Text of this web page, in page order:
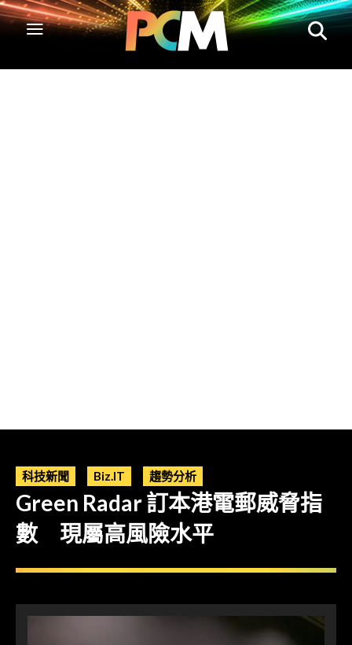
科技新聞 Biz.IT 趨勢分析
Green Radar 訂本港電郵威脅指
數 現屬高風險水平